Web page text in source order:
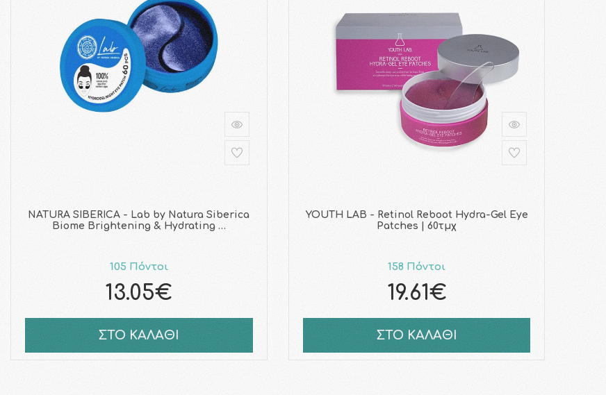
NATURA SIBERICA - Lab by Natura Siberica
Biome Brightening & Hydrating …
105 Πόντοι
13.05€
ΣΤΟ ΚΑΛΑΘΙ
YOUTH LAB - Retinol Reboot Hydra-Gel Eye
Patches | 60τμχ
158 Πόντοι
19.61€
ΣΤΟ ΚΑΛΑΘΙ